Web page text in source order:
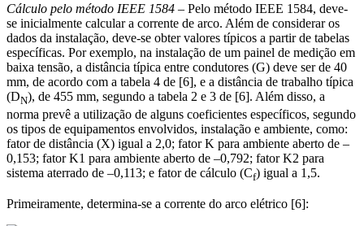
Cálculo pelo método IEEE 1584 – Pelo método IEEE 1584, deve-
se inicialmente calcular a corrente de arco. Além de considerar os
dados da instalação, deve-se obter valores típicos a partir de tabelas
específicas. Por exemplo, na instalação de um painel de medição em
baixa tensão, a distância típica entre condutores (G) deve ser de 40
mm, de acordo com a tabela 4 de [6], e a distância de trabalho típica
(DN), de 455 mm, segundo a tabela 2 e 3 de [6]. Além disso, a
norma prevê a utilização de alguns coeficientes específicos, segundo
os tipos de equipamentos envolvidos, instalação e ambiente, como:
fator de distância (X) igual a 2,0; fator K para ambiente aberto de –
0,153; fator K1 para ambiente aberto de –0,792; fator K2 para
sistema aterrado de –0,113; e fator de cálculo (Cf) igual a 1,5.
Primeiramente, determina-se a corrente do arco elétrico [6]: